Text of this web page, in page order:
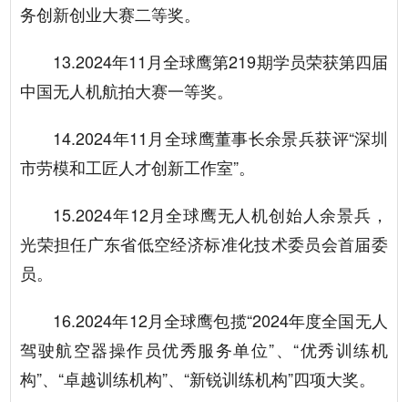
务创新创业大赛二等奖。
13.2024年11月全球鹰第219期学员荣获第四届
中国无人机航拍大赛一等奖。
14.2024年11月全球鹰董事长余景兵获评“深圳
市劳模和工匠人才创新工作室”。
15.2024年12月全球鹰无人机创始人余景兵，
光荣担任广东省低空经济标准化技术委员会首届委
员。
16.2024年12月全球鹰包揽“2024年度全国无人
驾驶航空器操作员优秀服务单位”、“优秀训练机
构”、“卓越训练机构”、“新锐训练机构”四项大奖。